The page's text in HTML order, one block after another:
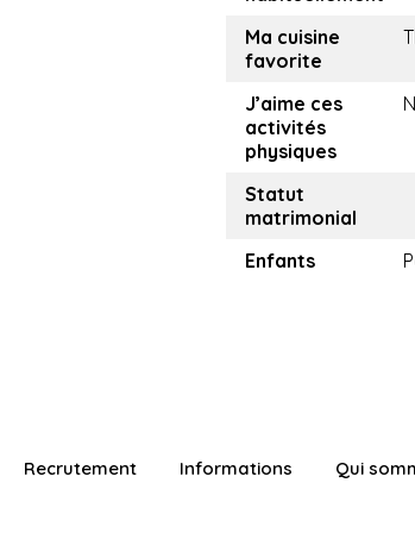
Ma cuisine
favorite
J’aime ces
activités
physiques
Statut
matrimonial
Enfants
Recrutement Informations Qui